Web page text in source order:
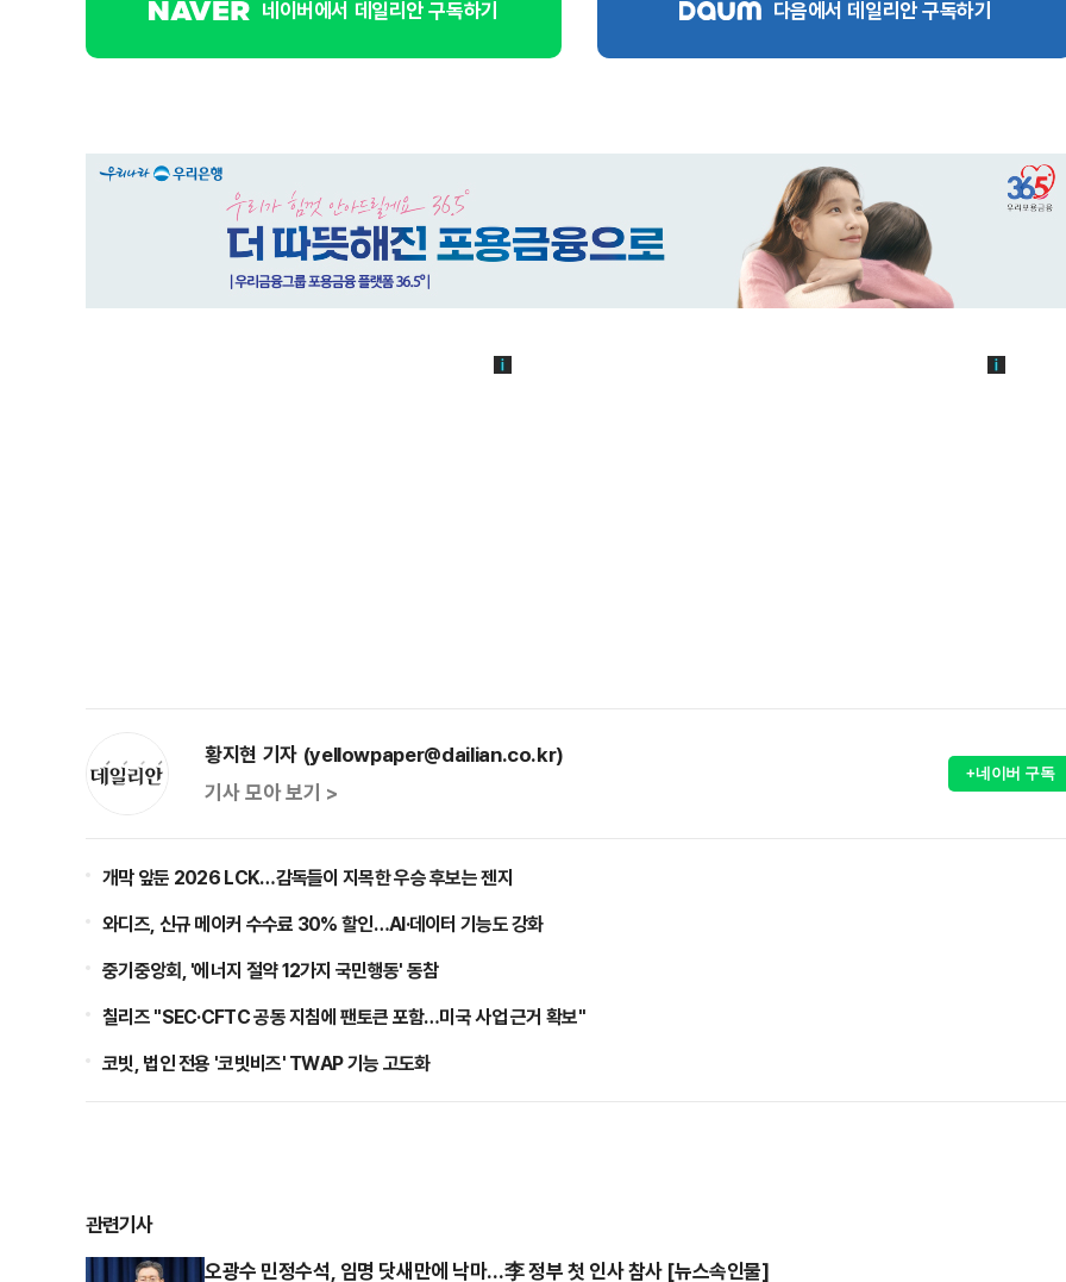
네이버에서 데일리안 구독하기 다음에서 데일리안 구독하기
황지현 기자 (yellowpaper@dailian.co.kr)
기사 모아 보기 >
+네이버 구독
개막 앞둔 2026 LCK…감독들이 지목한 우승 후보는 젠지
와디즈, 신규 메이커 수수료 30% 할인…AI·데이터 기능도 강화
중기중앙회, '에너지 절약 12가지 국민행동' 동참
칠리즈 "SEC·CFTC 공동 지침에 팬토큰 포함…미국 사업 근거 확보"
코빗, 법인 전용 '코빗비즈' TWAP 기능 고도화
관련기사
오광수 민정수석, 임명 닷새만에 낙마…李 정부 첫 인사 참사 [뉴스속인물]